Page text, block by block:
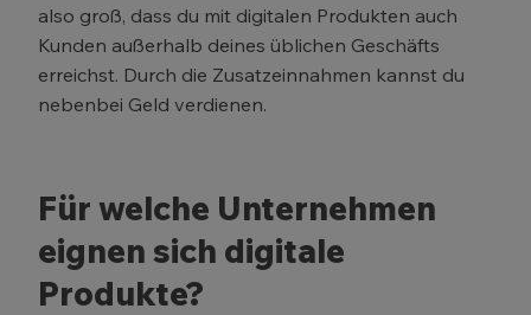
also groß, dass du mit digitalen Produkten auch
Kunden außerhalb deines üblichen Geschäfts
erreichst. Durch die Zusatzeinnahmen kannst du
nebenbei Geld verdienen.
Für welche Unternehmen
eignen sich digitale
Produkte?